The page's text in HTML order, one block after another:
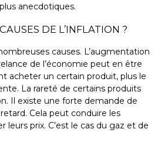
anecdotiques.
DE L’INFLATION ?
causes. L’augmentation
de l’économie peut en être
acheter un certain produit, plus le
La rareté de certains produits
Il existe une forte demande de
Cela peut conduire les
prix. C’est le cas du gaz et de